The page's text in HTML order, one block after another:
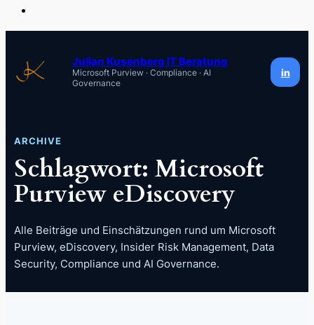
springen
Julian Kusenberg IT Beratung
Microsoft Purview · Compliance · AI
Governance
in
ARCHIVE
Schlagwort: Microsoft
Purview eDiscovery
Alle Beiträge und Einschätzungen rund um Microsoft
Purview, eDiscovery, Insider Risk Management, Data
Security, Compliance und AI Governance.